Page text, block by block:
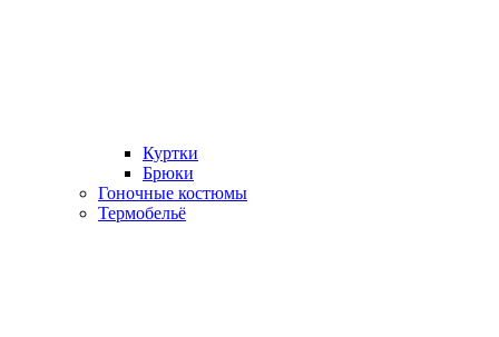
Куртки
Брюки
Гоночные костюмы
Термобельё